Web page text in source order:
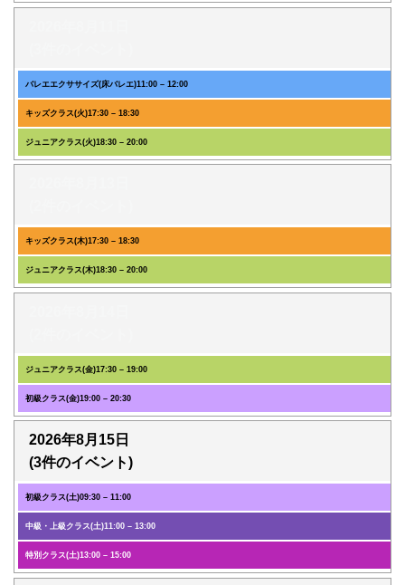
バレエエクササイズ(床バレエ)11:00 – 12:00
キッズクラス(火)17:30 – 18:30
ジュニアクラス(火)18:30 – 20:00
キッズクラス(木)17:30 – 18:30
ジュニアクラス(木)18:30 – 20:00
ジュニアクラス(金)17:30 – 19:00
初級クラス(金)19:00 – 20:30
2026年8月15日
(3件のイベント)
初級クラス(土)09:30 – 11:00
中級・上級クラス(土)11:00 – 13:00
特別クラス(土)13:00 – 15:00